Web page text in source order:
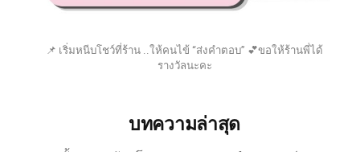
📌 เริ่มหนีบโชว์ที่ร้าน ..ให้คนไข้ “ส่งคำตอบ” 💕ขอให้ร้านพี่ได้
รางวัลนะคะ
บทความล่าสุด